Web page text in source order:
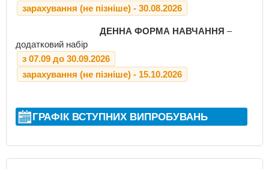
зарахування (не пізніше) - 30.08.2026
ДЕННА ФОРМА НАВЧАННЯ –
додатковий набір
з 07.09 до 30.09.2026
зарахування (не пізніше) - 15.10.2026
ГРАФІК ВСТУПНИХ ВИПРОБУВАНЬ